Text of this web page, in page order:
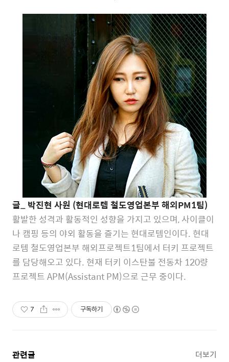
글_ 박진현 사원 (현대로템 철도영업본부 해외PM1팀)
활발한 성격과 활동적인 성향을 가지고 있으며, 사이클이
나 캠핑 등의 야외 활동을 즐기는 현대로템인이다. 현대
로템 철도영업본부 해외프로젝트1팀에서 터키 프로젝트
를 담당해오고 있다. 현재 터키 이스탄불 전동차 120량
프로젝트 APM(Assistant PM)으로 근무 중이다.
7 구독하기
관련글 더보기